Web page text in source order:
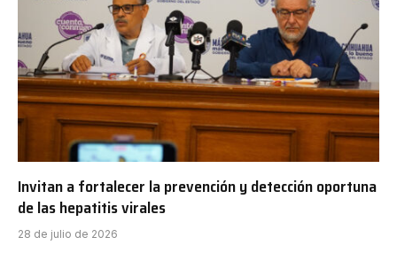
Invitan a fortalecer la prevención y detección oportuna
de las hepatitis virales
28 de julio de 2026